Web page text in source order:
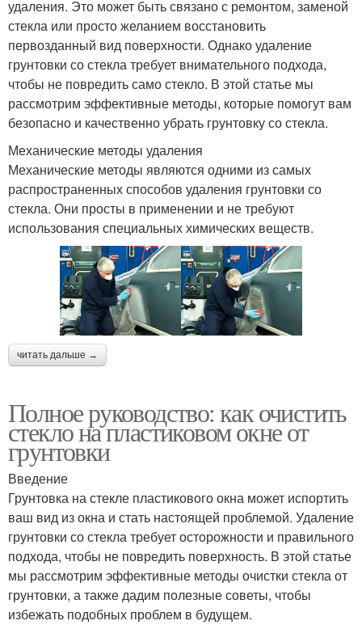
удаления. Это может быть связано с ремонтом, заменой
стекла или просто желанием восстановить
первозданный вид поверхности. Однако удаление
грунтовки со стекла требует внимательного подхода,
чтобы не повредить само стекло. В этой статье мы
рассмотрим эффективные методы, которые помогут вам
безопасно и качественно убрать грунтовку со стекла.
Механические методы удаления
Механические методы являются одними из самых
распространенных способов удаления грунтовки со
стекла. Они просты в применении и не требуют
использования специальных химических веществ.
читать дальше →
Полное руководство: как очистить
стекло на пластиковом окне от
грунтовки
Введение
Грунтовка на стекле пластикового окна может испортить
ваш вид из окна и стать настоящей проблемой. Удаление
грунтовки со стекла требует осторожности и правильного
подхода, чтобы не повредить поверхность. В этой статье
мы рассмотрим эффективные методы очистки стекла от
грунтовки, а также дадим полезные советы, чтобы
избежать подобных проблем в будущем.